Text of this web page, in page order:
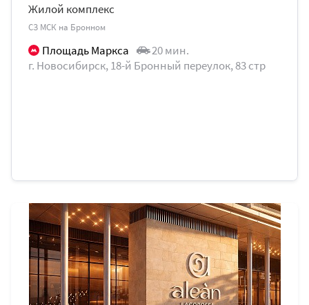
Жилой комплекс
СЗ МСК на Бронном
Площадь Маркса
20 мин.
г. Новосибирск, 18-й Бронный переулок, 83 стр